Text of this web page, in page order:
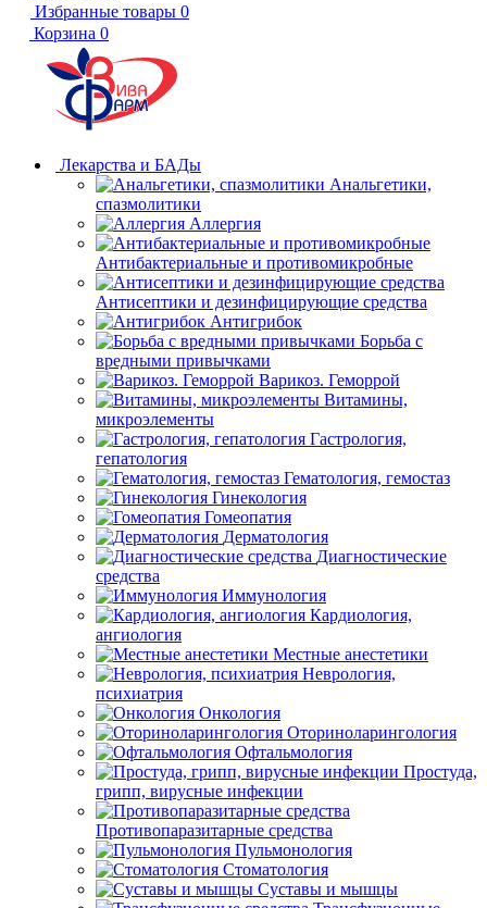
Избранные товары 0
Корзина 0
Лекарства и БАДы
Анальгетики,
спазмолитики
Аллергия
Антибактериальные и противомикробные
Антисептики и дезинфицирующие средства
Антигрибок
Борьба с
вредными привычками
Варикоз. Геморрой
Витамины,
микроэлементы
Гастрология,
гепатология
Гематология, гемостаз
Гинекология
Гомеопатия
Дерматология
Диагностические
средства
Иммунология
Кардиология,
ангиология
Местные анестетики
Неврология,
психиатрия
Онкология
Оториноларингология
Офтальмология
Простуда,
грипп, вирусные инфекции
Противопаразитарные средства
Пульмонология
Стоматология
Суставы и мышцы